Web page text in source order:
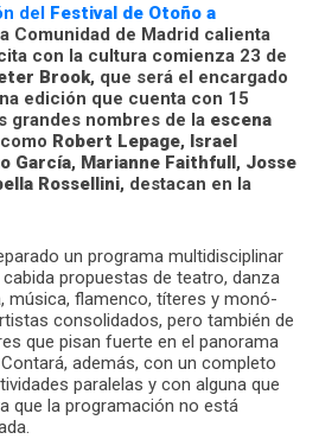
del Festival de Otoño a
Comunidad de Madrid calienta
con la cultura comienza 23 de
Brook, que será el encargado
edición que cuenta con 15
grandes nombres de la escena
Robert Lepage, Israel
García, Marianne Faithfull, Josse
Rossellini, destacan en la
un programa multidisciplinar
propuestas de teatro, danza
música, flamenco, títeres y monó­
consolidados, pero también de
que pisan fuerte en el panorama
además, con un completo
paralelas y con alguna que
que la programación no está